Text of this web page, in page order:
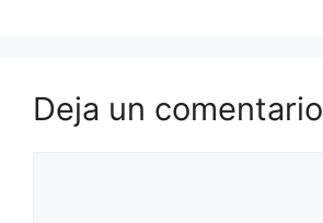
Deja un comentario